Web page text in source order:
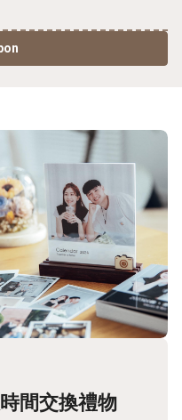
間交換禮物